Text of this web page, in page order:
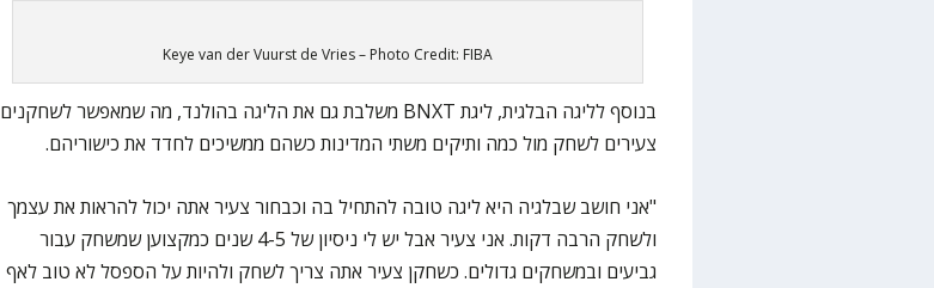
Keye van der Vuurst de Vries – Photo Credit: FIBA
בנוסף לליגה הבלגית, ליגת BNXT משלבת גם את הליגה בהולנד, מה שמאפשר לשחקנים
צעירים לשחק מול כמה ותיקים משתי המדינות כשהם ממשיכים לחדד את כישוריהם.
"אני חושב שבלגיה היא ליגה טובה להתחיל בה וכבחור צעיר אתה יכול להראות את עצמך
ולשחק הרבה דקות. אני צעיר אבל יש לי ניסיון של 4-5 שנים כמקצוען שמשחק עבור
גביעים ובמשחקים גדולים. כשחקן צעיר אתה צריך לשחק ולהיות על הספסל לא טוב לאף